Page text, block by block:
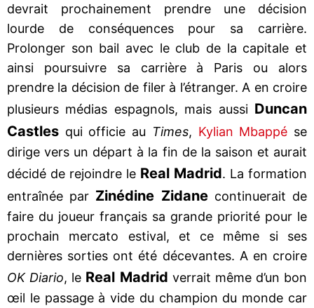
devrait prochainement prendre une décision
lourde de conséquences pour sa carrière.
Prolonger son bail avec le club de la capitale et
ainsi poursuivre sa carrière à Paris ou alors
prendre la décision de filer à l’étranger. A en croire
plusieurs médias espagnols, mais aussi Duncan
Castles qui officie au Times, Kylian Mbappé se
dirige vers un départ à la fin de la saison et aurait
décidé de rejoindre le Real Madrid. La formation
entraînée par Zinédine Zidanecontinuerait de
faire du joueur français sa grande priorité pour le
prochain mercato estival, et ce même si ses
dernières sorties ont été décevantes. A en croire
OK Diario, le Real Madrid verrait même d’un bon
œil le passage à vide du champion du monde car